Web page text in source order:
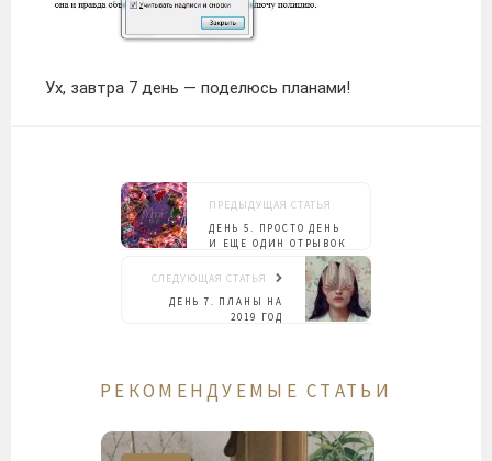
Ух, завтра 7 день — поделюсь планами!
ПРЕДЫДУЩАЯ СТАТЬЯ
ДЕНЬ 5. ПРОСТО ДЕНЬ
И ЕЩЕ ОДИН ОТРЫВОК
СЛЕДУЮЩАЯ СТАТЬЯ
ДЕНЬ 7. ПЛАНЫ НА
2019 ГОД
РЕКОМЕНДУЕМЫЕ СТАТЬИ